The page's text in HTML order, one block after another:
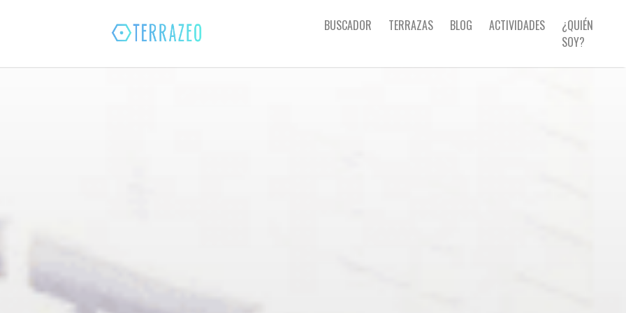
BUSCADOR TERRAZAS BLOG ACTIVIDADES
¿QUIÉN
SOY?